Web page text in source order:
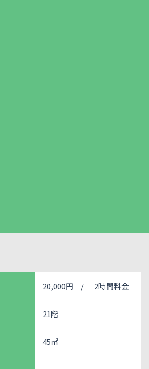
20,000円 /
2時間料金
21階
45㎡